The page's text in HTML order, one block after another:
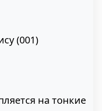
(001)
на тонкие